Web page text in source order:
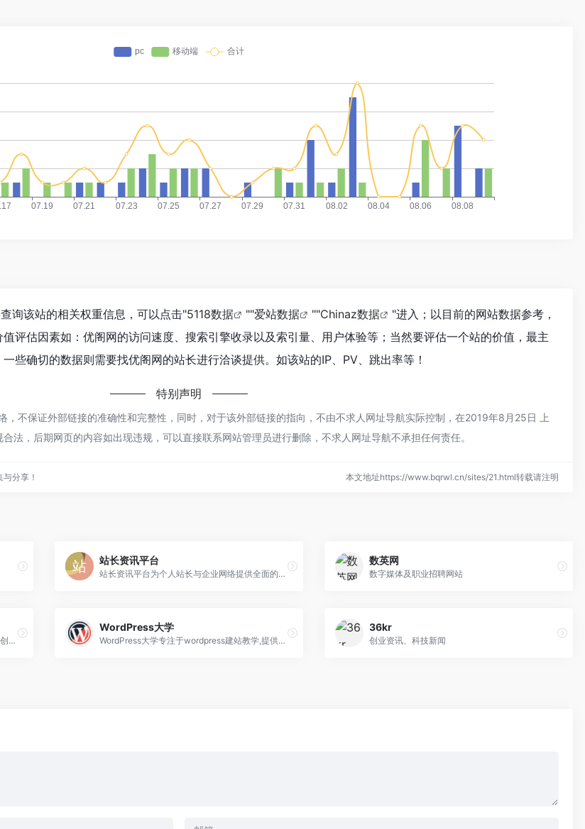
询该站的相关权重信息，可以点击"5118数据 ""爱站数据 ""Chinaz数据
"进入；以目前的网站数据参考，
评估因素如：优阁网的访问速度、搜索引擎收录以及索引量、用户体验等；当然要评估一个站的价值，最主
些确切的数据则需要找优阁网的站长进行洽谈提供。如该站的IP、PV、跳出率等！
特别声明
，不保证外部链接的准确性和完整性，同时，对于该外部链接的指向，不由不求人网址导航实际控制，在2019年8月25日 上
法，后期网页的内容如出现违规，可以直接联系网站管理员进行删除，不求人网址导航不承担任何责任。
分享！ 本文地址https://www.bqrwl.cn/sites/21.html转载请注明
站长资讯平台
站长资讯平台为个人站长与企业网络提供全面的站长资讯，一站式网络解决方案，我们一直致力为中文网站提供动
数英网
数字媒体及职业招聘网站
为产品经理爱好者提供最优质的产品资讯、原创内容和相关视频课程
WordPress大学
WordPress大学专注于wordpress建站教学,提供wordpress主题,wordpres
36kr
创业资讯、科技新闻